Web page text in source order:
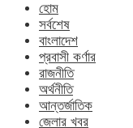
হোম
সর্বশেষ
বাংলাদেশ
প্রবাসী কর্ণার
রাজনীতি
অর্থনীতি
আন্তর্জাতিক
জেলার খবর